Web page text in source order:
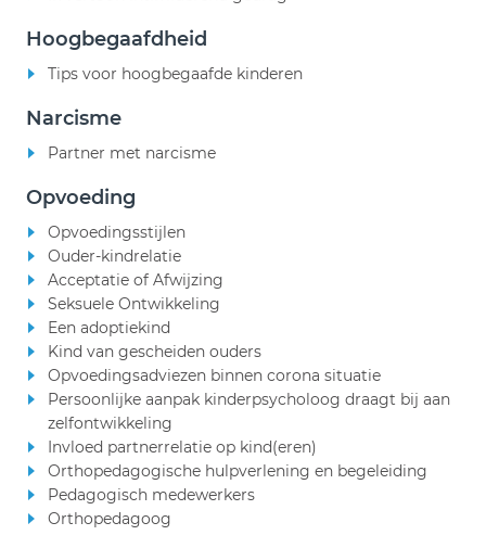
Hoogbegaafdheid
Tips voor hoogbegaafde kinderen
Narcisme
Partner met narcisme
Opvoeding
Opvoedingsstijlen
Ouder-kindrelatie
Acceptatie of Afwijzing
Seksuele Ontwikkeling
Een adoptiekind
Kind van gescheiden ouders
Opvoedingsadviezen binnen corona situatie
Persoonlijke aanpak kinderpsycholoog draagt bij aan
zelfontwikkeling
Invloed partnerrelatie op kind(eren)
Orthopedagogische hulpverlening en begeleiding
Pedagogisch medewerkers
Orthopedagoog